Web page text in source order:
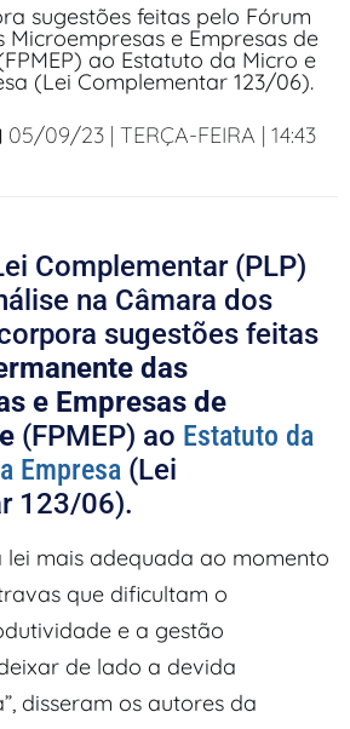
sugestões feitas pelo Fórum
Microempresas e Empresas de
ao Estatuto da Micro e
(Lei Complementar 123/06).
05/09/23 | TERÇA-FEIRA | 14:43
Complementar (PLP)
na Câmara dos
sugestões feitas
das
e Empresas de
(FPMEP) ao Estatuto da
Empresa (Lei
123/06).
lei mais adequada ao momento
que dificultam o
e a gestão
de lado a devida
disseram os autores da